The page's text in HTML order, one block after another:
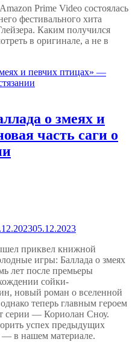
Prime Video состоялась
фестивального хита
Каким получился
в оригинале, а не в
о змеях и
часть саги о
05.12.2023
приквел книжной
игры: Баллада о змеях
лет после премьеры
сойки-
новый роман о вселенной
теперь главным героем
серии — Кориолан Сноу.
успех предыдущих
— в нашем материале.